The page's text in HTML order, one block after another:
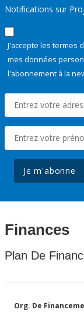
Notifications sur
J'accepte les termes
mes données
l'abonnement à la
Je m'abonne
Finances
Plan De
Org. De